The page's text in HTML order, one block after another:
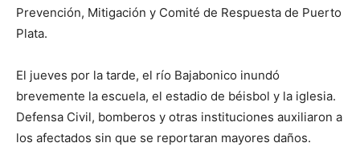
Prevención, Mitigación y Comité de Respuesta de Puerto
Plata.
El jueves por la tarde, el río Bajabonico inundó
brevemente la escuela, el estadio de béisbol y la iglesia.
Defensa Civil, bomberos y otras instituciones auxiliaron a
los afectados sin que se reportaran mayores daños.